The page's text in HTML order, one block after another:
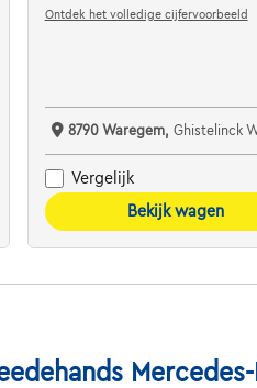
Ontdek het volledige cijfervoorbeeld
8790 Waregem, Ghistelinck
Vergelijk
Bekijk wagen